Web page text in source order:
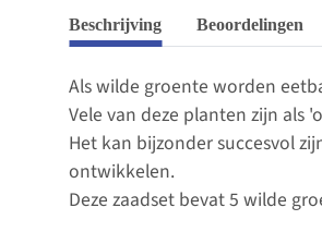
Beschrijving Beoordelingen
Als wilde groente worden
Vele van deze planten zijn als
Het kan bijzonder succesvol
ontwikkelen.
Deze zaadset bevat 5 wilde